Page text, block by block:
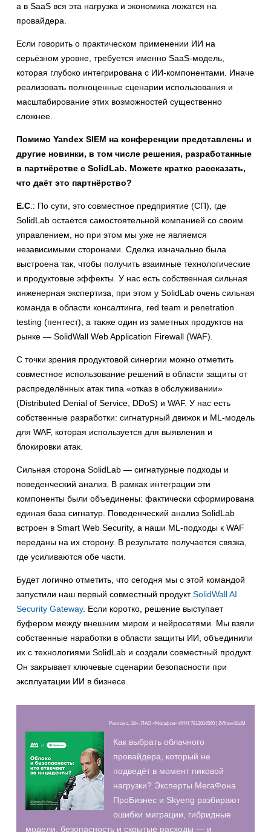
а в SaaS вся эта нагрузка и экономика ложатся на
провайдера.
Если говорить о практическом применении ИИ на
серьёзном уровне, требуется именно SaaS-модель,
которая глубоко интегрирована с ИИ-компонентами. Иначе
реализовать полноценные сценарии использования и
масштабирование этих возможностей существенно
сложнее.
Помимо Yandex SIEM на конференции представлены и
другие новинки, в том числе решения, разработанные
в партнёрстве с SolidLab. Можете кратко рассказать,
что даёт это партнёрство?
Е.С .: По сути, это совместное предприятие (СП), где
SolidLab остаётся самостоятельной компанией со своим
управлением, но при этом мы уже не являемся
независимыми сторонами. Сделка изначально была
выстроена так, чтобы получить взаимные технологические
и продуктовые эффекты. У нас есть собственная сильная
инженерная экспертиза, при этом у SolidLab очень сильная
команда в области консалтинга, red team и penetration
testing (пентест), а также один из заметных продуктов на
рынке — SolidWall Web Application Firewall (WAF).
С точки зрения продуктовой синергии можно отметить
совместное использование решений в области защиты от
распределённых атак типа «отказ в обслуживании»
(Distributed Denial of Service, DDoS) и WAF. У нас есть
собственные разработки: сигнатурный движок и ML-модель
для WAF, которая используется для выявления и
блокировки атак.
Сильная сторона SolidLab — сигнатурные подходы и
поведенческий анализ. В рамках интеграции эти
компоненты были объединены: фактически сформирована
единая база сигнатур. Поведенческий анализ SolidLab
встроен в Smart Web Security, а наши ML-подходы к WAF
переданы на их сторону. В результате получается связка,
где усиливаются обе части.
Будет логично отметить, что сегодня мы с этой командой
запустили наш первый совместный продуктSolidWall AI
Security Gateway. Если коротко, решение выступает
буфером между внешним миром и нейросетями. Мы взяли
собственные наработки в области защиты ИИ, объединили
их с технологиями SolidLab и создали совместный продукт.
Он закрывает ключевые сценарии безопасности при
эксплуатации ИИ в бизнесе.
Реклама, 18+. ПАО «Мегафон» ИНН 7812014560 | 2Vfnxxr81dM
Как выбрать облачного
провайдера, который не
подведёт в момент пиковой
нагрузки? Эксперты МегаФона
ПроБизнес и Skyeng разбирают
ошибки миграции, гибридные
модели, безопасность и скрытые расходы — и